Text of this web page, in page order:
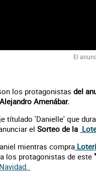
El
los protagonistas del
Amenábar.
títulado 'Danielle' que
el Sorteo de la
mientras compra
los protagonistas de este